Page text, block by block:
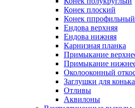
Конек плоский
Конек ппрофильный
Ендова верхняя
Ендова нижняя
Карнизная планка
Примыкание
Примыкание
Околооконный
Заглушки для конька
Отливы
Аквилоны